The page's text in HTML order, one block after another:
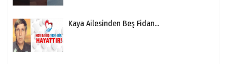
Kaya Ailesinden Beş Fidan...